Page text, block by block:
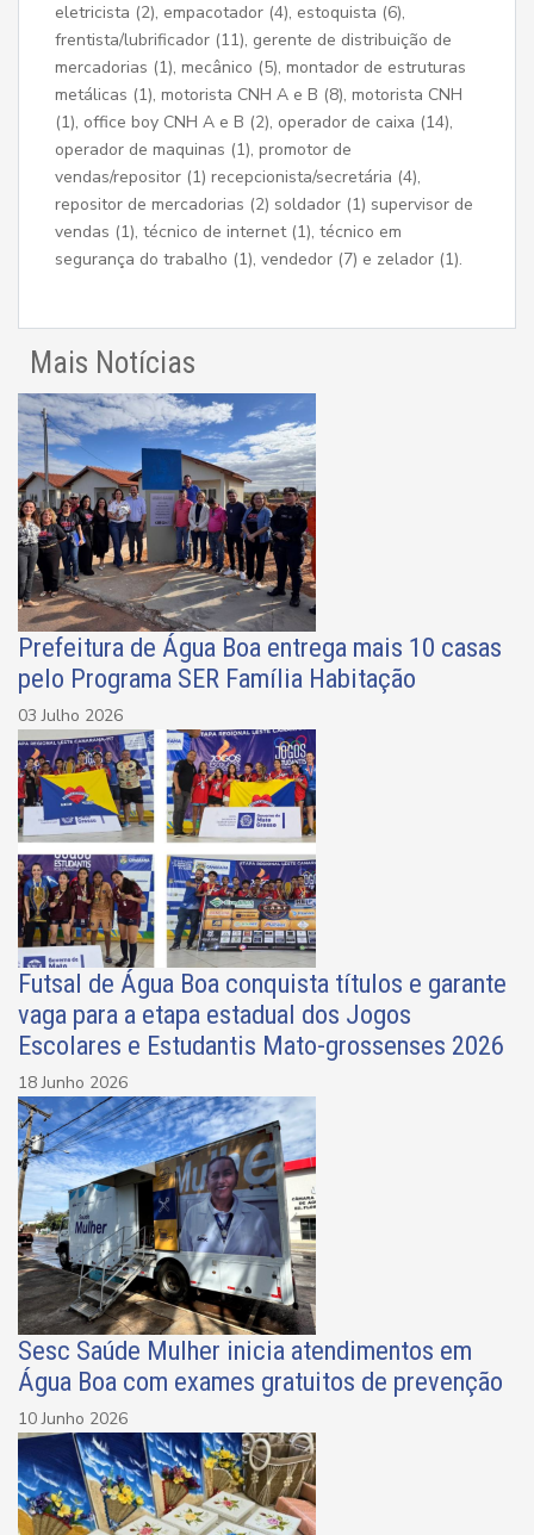
eletricista (2), empacotador (4), estoquista (6),
frentista/lubrificador (11), gerente de distribuição de
mercadorias (1), mecânico (5), montador de estruturas
metálicas (1), motorista CNH A e B (8), motorista CNH
(1), office boy CNH A e B (2), operador de caixa (14),
operador de maquinas (1), promotor de
vendas/repositor (1) recepcionista/secretária (4),
repositor de mercadorias (2) soldador (1) supervisor de
vendas (1), técnico de internet (1), técnico em
segurança do trabalho (1), vendedor (7) e zelador (1).
Mais Notícias
Prefeitura de Água Boa entrega mais 10 casas
pelo Programa SER Família Habitação
03 Julho 2026
Futsal de Água Boa conquista títulos e garante
vaga para a etapa estadual dos Jogos
Escolares e Estudantis Mato-grossenses 2026
18 Junho 2026
Sesc Saúde Mulher inicia atendimentos em
Água Boa com exames gratuitos de prevenção
10 Junho 2026